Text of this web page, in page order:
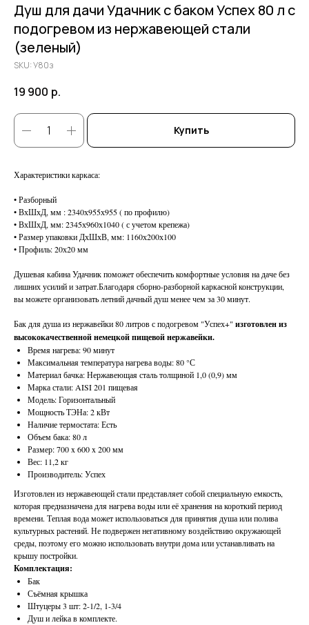
Душ для дачи Удачник с баком Успех 80 л с
подогревом из нержавеющей стали
(зеленый)
SKU:У80з
19 900 р.
Купить
Характеристики каркаса:
• Разборный
• ВхШхД, мм : 2340х955х955 ( по профилю)
• ВхШхД, мм: 2345х960х1040 ( с учетом крепежа)
• Размер упаковки ДхШхВ, мм: 1160х200х100
• Профиль: 20х20 мм
Душевая кабина Удачник поможет обеспечить комфортные условия на даче без
лишних усилий и затрат.Благодаря сборно-разборной каркасной конструкции,
вы можете организовать летний дачный душ менее чем за 30 минут.
Бак для душа из нержавейки 80 литров с подогревом "Успех+" изготовлен из
высококачественной немецкой пищевой нержавейки.
Время нагрева: 90 минут
Максимальная температура нагрева воды: 80 °С
Материал бачка: Нержавеющая сталь толщиной 1,0 (0,9) мм
Марка стали: AISI 201 пищевая
Модель: Горизонтальный
Мощность ТЭНа: 2 кВт
Наличие термостата: Есть
Объем бака: 80 л
Размер: 700 x 600 x 200 мм
Вес: 11,2 кг
Производитель: Успех
Изготовлен из нержавеющей стали представляет собой специальную емкость,
которая предназначена для нагрева воды или её хранения на короткий период
времени. Теплая вода может использоваться для принятия душа или полива
культурных растений. Не подвержен негативному воздействию окружающей
среды, поэтому его можно использовать внутри дома или устанавливать на
крышу постройки.
Комплектация:
Бак
Съёмная крышка
Штуцеры 3 шт: 2-1/2, 1-3/4
Душ и лейка в комплекте.